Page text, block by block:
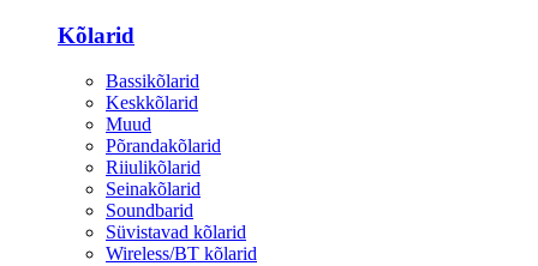
Kõlarid
Bassikõlarid
Keskkõlarid
Muud
Põrandakõlarid
Riiulikõlarid
Seinakõlarid
Soundbarid
Süvistavad kõlarid
Wireless/BT kõlarid